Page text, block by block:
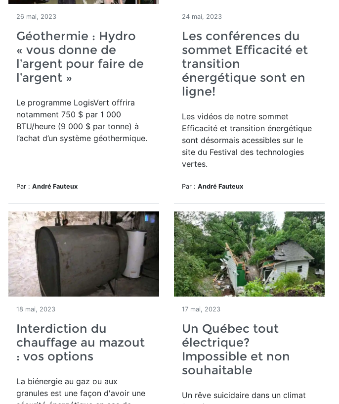
26 mai, 2023
Géothermie : Hydro
« vous donne de
l’argent pour faire de
l’argent »
Le programme LogisVert offrira
notamment 750 $ par 1 000
BTU/heure (9 000 $ par tonne) à
l’achat d’un système géothermique.
Par : André Fauteux
24 mai, 2023
Les conférences du
sommet Efficacité et
transition
énergétique sont en
ligne!
Les vidéos de notre sommet
Efficacité et transition énergétique
sont désormais acessibles sur le
site du Festival des technologies
vertes.
Par : André Fauteux
18 mai, 2023
Interdiction du
chauffage au mazout
: vos options
La biénergie au gaz ou aux
granules est une façon d'avoir une
17 mai, 2023
Un Québec tout
électrique?
Impossible et non
souhaitable
Un rêve suicidaire dans un climat